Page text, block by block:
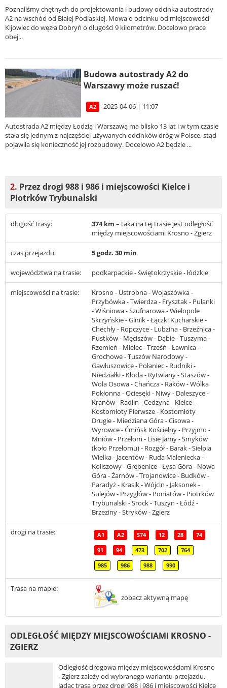
Poznaliśmy chętnych do projektowania i budowy odcinka autostrady
A2 na wschód od Białej Podlaskiej. Mowa o odcinku od miejscowości
Kijowiec do węzła Dobryń o długości 9 kilometrów. Docelowo prace
obej...
Budowa autostrady A2 do
Warszawy może ruszać!
A2 2025-04-06 | 11:07
Autostrada A2 między Łodzią i Warszawą ma blisko 13 lat i w tym czasie
stała się jednym z najczęściej używanych odcinków dróg w Polsce, stąd
pojawiła się konieczność jej rozbudowy. Docelowo A2 będzie ...
2. Przez drogi 988 i 986 i miejscowości Kielce i
Piotrków Trybunalski
długość trasy: 374 km – taka na tej trasie jest odległość
między miejscowościami Krosno - Zgierz
czas przejazdu: 5 godz. 30 min
województwa na trasie: podkarpackie - świętokrzyskie - łódzkie
miejscowości na trasie:
Krosno - Ustrobna - Wojaszówka -
Przybówka - Twierdza - Frysztak - Pułanki
- Wiśniowa - Szufnarowa - Wielopole
Skrzyńskie - Glinik - Łączki Kucharskie -
Chechły - Ropczyce - Lubzina - Brzeźnica -
Pustków - Męciszów - Dąbie - Tuszyma -
Rzemień - Mielec - Trześń - Ławnica -
Grochowe - Tuszów Narodowy -
Gawłuszowice - Połaniec - Rudniki -
Niedziałki - Kłoda - Rytwiany - Staszów -
Wola Osowa - Chańcza - Raków - Wólka
Pokłonna - Ociesęki - Niwy - Daleszyce -
Kranów - Radlin - Cedzyna - Kielce -
Kostomłoty Pierwsze - Kostomłoty
Drugie - Miedziana Góra - Cisowa -
Wyrowce - Ćmińsk Kościelny - Przyjmo -
Mniów - Przełom - Lisie Jamy - Smyków
(koło Przełomu) - Rozgół - Barak - Sielpia
Wielka - Jacentów - Ruda Maleniecka -
Koliszowy - Grębenice - Łysa Góra - Nowa
Góra - Żarnów - Trojanowice - Budków -
Paradyż - Krasik - Wójcin - Jaksonek -
Sulejów - Przygłów - Poniatów - Piotrków
Trybunalski - Srock - Tuszyn - Łódź -
Brzeziny - Stryków - Zgierz
drogi na trasie: A1 A2 S74 12 28 74
91 94 473 702 764
985 986 988 990
Trasa na mapie:
zobacz aktywną mapę
ODLEGŁOŚĆ MIĘDZY MIEJSCOWOŚCIAMI KROSNO -
ZGIERZ
Odległość drogowa między miejscowościami Krosno
- Zgierz zależy od wybranego wariantu przejazdu.
Jadąc trasą przez drogi 988 i 986 i miejscowości Kielce